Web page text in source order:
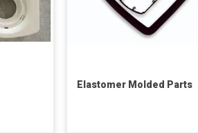
Elastomer Molded Parts